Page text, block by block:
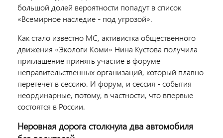
большой долей вероятности попадут в список
«Всемирное наследие - под угрозой».
Как стало известно МС, активистка общественного
движения «Экологи Коми» Нина Кустова получила
приглашение принять участие в форуме
неправительственных организаций, который плавно
перетечет в сессию. И форум, и сессия - события
неординарные, потому, в частности, что впервые
состоятся в России.
Неровная дорога столкнула два автомобиля